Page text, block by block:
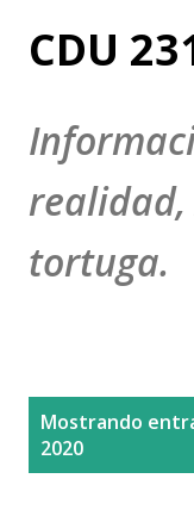
Ir
CDU
realidad,
tortuga.
Mostrando
2020